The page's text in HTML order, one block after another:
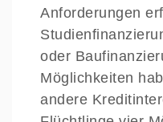
Anforderungen
oder
Möglichkeiten
andere